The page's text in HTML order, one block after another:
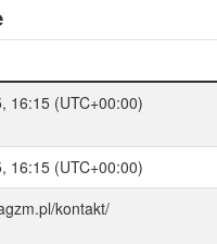
16:15 (UTC+00:00)
16:15 (UTC+00:00)
kontakt/